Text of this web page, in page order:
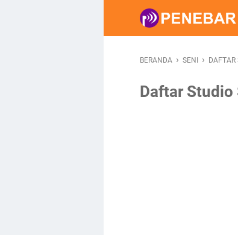
BERANDA › SENI › DAFTAR
Daftar Studio